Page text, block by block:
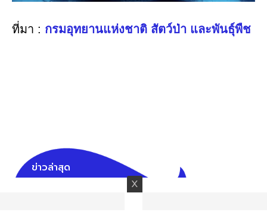
ที่มา : กรมอุทยานแห่งชาติ สัตว์ป่า และพันธุ์พืช
ข่าวล่าสุด